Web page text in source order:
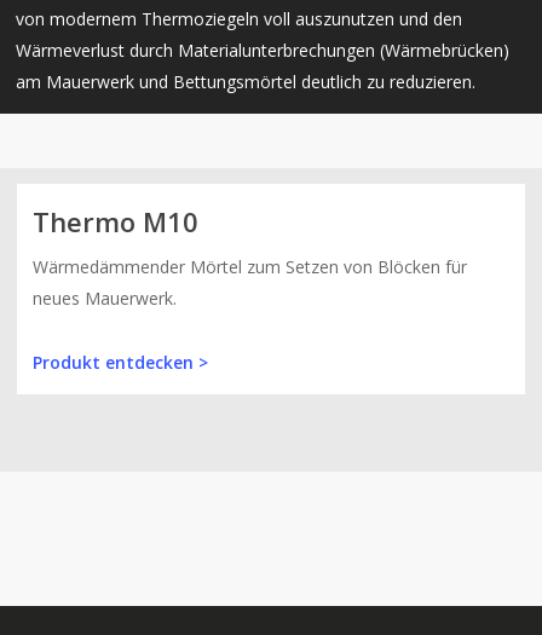
von modernem Thermoziegeln voll auszunutzen und den
Wärmeverlust durch Materialunterbrechungen (Wärmebrücken)
am Mauerwerk und Bettungsmörtel deutlich zu reduzieren.
Thermo M10
Wärmedämmender Mörtel zum Setzen von Blöcken für
neues Mauerwerk.
Produkt entdecken >